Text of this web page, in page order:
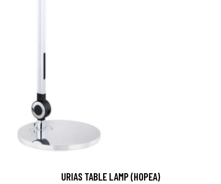
URIAS TABLE LAMP (HOPEA)